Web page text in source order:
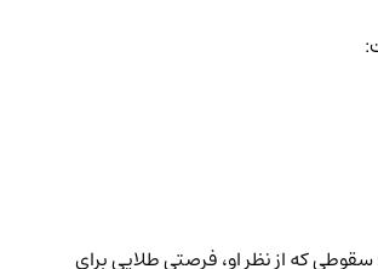
برخی تحلیل‌گران از جمله کیوساکی، سقوط تا سطح ۹۰٬۰۰۰ دلار را محتمل می‌دانند؛ سقوطی که از نظر او، فرصتی طلایی برای